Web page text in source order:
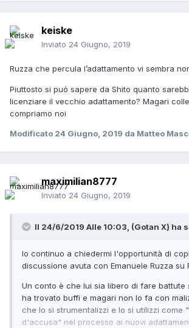
keiske
Inviato 24 Giugno, 2019
Ruzza che percula l’adattamento vi sembra
Piuttosto si puó sapere da Shito quanto
licenziare il vecchio adattamento? Magari
compriamo noi
Modificato 24 Giugno, 2019 da Matteo
maximilian8777
Inviato 24 Giugno, 2019
Il 24/6/2019 Alle 10:03, (Gotan X) ha
Io continuo a chiedermi l'opportunità di
discussione avuta con Emanuele Ruzza su
Un conto è che lui sia libero di fare battute
ha trovato buffi e magari non lo fa con
che lo si strumentalizzi e lo si utilizzi come
d'accusa" nel processo ai nuovi